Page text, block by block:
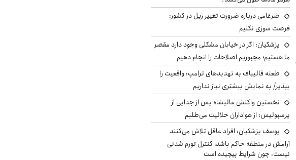
ضرغامی درباره ضرورت تغییر ریل در کشور:
فرصت سوزی نکنیم
پزشکیان: اگر در خیابان مشکلی وجود دارد مقصر
ما هستیم؛ مجبوریم اصلاحات را انجام دهیم
طعنه قالیباف به تهدیدهای ترامپ: واقعیت را
بپذیر/ به نمایش بیشتری نیاز نداریم
نخستین واکنش عالیشاه پس از جدایی از
پرسپولیس: از هواداران حلالیت می‌طلبم
یوسف پزشکیان: افراد عاقل تلاش می‌کنند
آرامش در منطقه حاکم باشد؛ کنترل تورم شدنی
نیست، چون شرایط پیچیده است